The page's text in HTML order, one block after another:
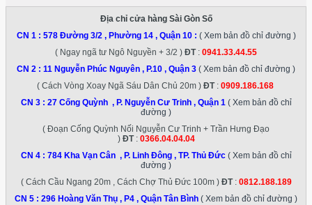
Địa chỉ cửa hàng Sài Gòn Số
CN 1 : 578 Đường 3/2 , Phường 14 , Quận 10: ( Xem bản đồ chỉ đường )
( Ngay ngã tư Ngô Nguyền + 3/2 ) ĐT: 0941.33.44.55
CN 2 : 11 Nguyễn Phúc Nguyên , P.10 , Quận 3 ( Xem bản đồ chỉ đường )
( Cách Vòng Xoay Ngã Sáu Dân Chủ 20m ) ĐT: 0909.186.168
CN 3 : 27 Cống Quỳnh , P. Nguyễn Cư Trinh , Quận 1 ( Xem bản đồ chỉ
đường )
( Đoạn Cống Quỳnh Nối Nguyễn Cư Trinh + Trần Hưng Đạo
) ĐT: 0366.04.04.04
CN 4 : 784 Kha Vạn Cân , P. Linh Đông , TP. Thủ Đức( Xem bản đồ chỉ
đường )
( Cách Cầu Ngang 20m , Cách Chợ Thủ Đức 100m ) ĐT: 0812.188.189
CN 5 : 296 Hoàng Văn Thụ , P4 , Quận Tân Bình ( Xem bản đồ chỉ đường )